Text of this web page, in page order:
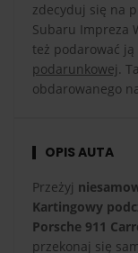
zdecyduj się na
Subaru Impreza
też podarować
podarunkowej.
obdarowanego
OPIS AUTA
Przeżyj
Kartingowy
Porsche 911
przekonaj się